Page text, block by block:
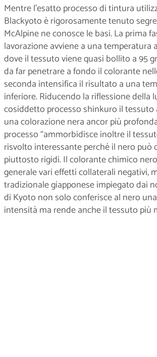
Mentre l’esatto processo di tintura
Blackyoto è rigorosamente tenuto
McAlpine ne conosce le basi. La prima
lavorazione avviene a una temperatura
dove il tessuto viene quasi bollito a 95
da far penetrare a fondo il colorante
seconda intensifica il risultato a una
inferiore. Riducendo la riflessione della
cosiddetto processo shinkuro il tessuto
una colorazione nera ancor più
processo “ammorbidisce inoltre il
risvolto interessante perché il nero può
piuttosto rigidi. Il colorante chimico
generale vari effetti collaterali negativi,
tradizionale giapponese impiegato dai
di Kyoto non solo conferisce al nero
intensità ma rende anche il tessuto più